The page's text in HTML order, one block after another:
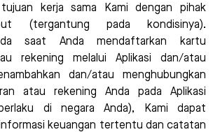
kerja sama Kami dengan pihak
(tergantung pada kondisinya).
saat Anda mendaftarkan kartu
rekening melalui Aplikasi dan/atau
dan/atau menghubungkan
atau rekening Anda pada Aplikasi
di negara Anda), Kami dapat
keuangan tertentu dan catatan